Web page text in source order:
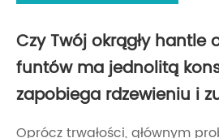
Czy Twój okrągły hantle
funtów ma jednolitą
zapobiega rdzewieniu i
Oprócz trwałości, głównym